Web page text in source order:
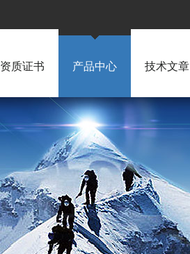
资质证书 产品中心 技术文章